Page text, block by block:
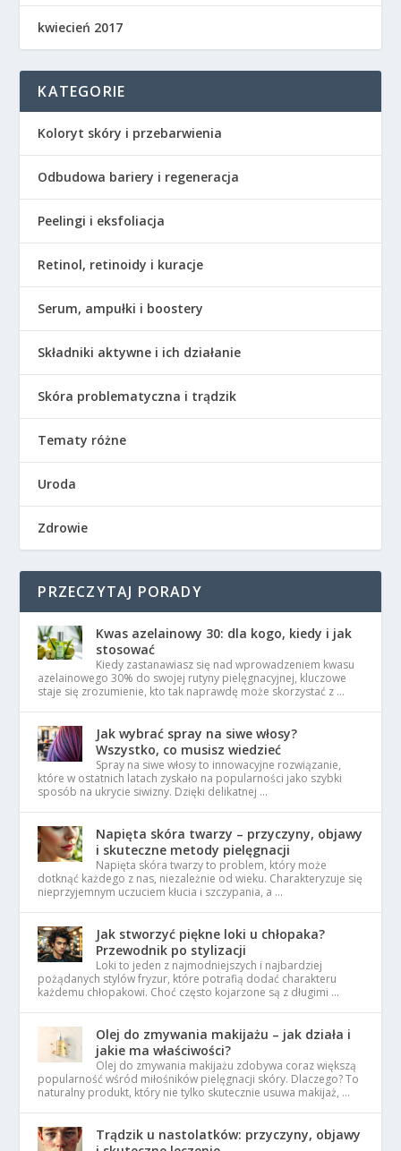
kwiecień 2017
KATEGORIE
Koloryt skóry i przebarwienia
Odbudowa bariery i regeneracja
Peelingi i eksfoliacja
Retinol, retinoidy i kuracje
Serum, ampułki i boostery
Składniki aktywne i ich działanie
Skóra problematyczna i trądzik
Tematy różne
Uroda
Zdrowie
PRZECZYTAJ PORADY
Kwas azelainowy 30: dla kogo, kiedy i jak
stosować
Kiedy zastanawiasz się nad wprowadzeniem kwasu
azelainowego 30% do swojej rutyny pielęgnacyjnej, kluczowe
staje się zrozumienie, kto tak naprawdę może skorzystać z …
Jak wybrać spray na siwe włosy?
Wszystko, co musisz wiedzieć
Spray na siwe włosy to innowacyjne rozwiązanie,
które w ostatnich latach zyskało na popularności jako szybki
sposób na ukrycie siwizny. Dzięki delikatnej …
Napięta skóra twarzy – przyczyny, objawy
i skuteczne metody pielęgnacji
Napięta skóra twarzy to problem, który może
dotknąć każdego z nas, niezależnie od wieku. Charakteryzuje się
nieprzyjemnym uczuciem kłucia i szczypania, a …
Jak stworzyć piękne loki u chłopaka?
Przewodnik po stylizacji
Loki to jeden z najmodniejszych i najbardziej
pożądanych stylów fryzur, które potrafią dodać charakteru
każdemu chłopakowi. Choć często kojarzone są z długimi …
Olej do zmywania makijażu – jak działa i
jakie ma właściwości?
Olej do zmywania makijażu zdobywa coraz większą
popularność wśród miłośników pielęgnacji skóry. Dlaczego? To
naturalny produkt, który nie tylko skutecznie usuwa makijaż, …
Trądzik u nastolatków: przyczyny, objawy